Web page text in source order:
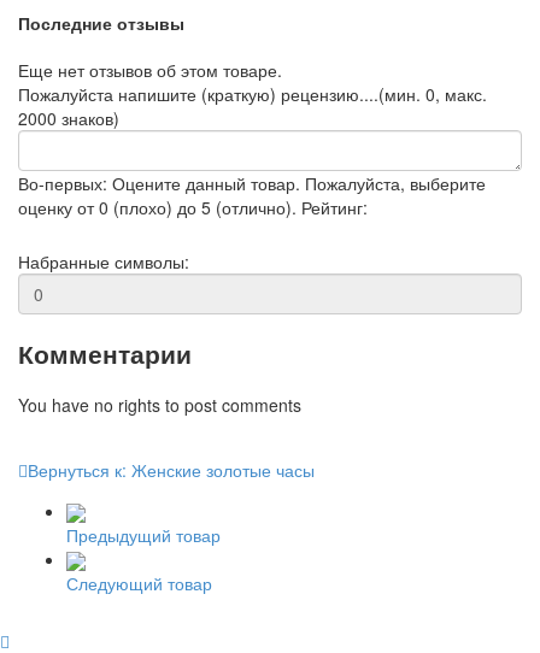
Последние отзывы
Еще нет отзывов об этом товаре.
Пожалуйста напишите (краткую) рецензию....(мин. 0, макс.
2000 знаков)
Во-первых: Оцените данный товар. Пожалуйста, выберите
оценку от 0 (плохо) до 5 (отлично). Рейтинг:
Набранные символы:
Комментарии
You have no rights to post comments
Вернуться к: Женские золотые часы
Предыдущий товар
Следующий товар